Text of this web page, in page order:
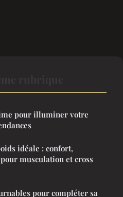
pour illuminer votre
idéale : confort,
musculation et cross
pour compléter sa